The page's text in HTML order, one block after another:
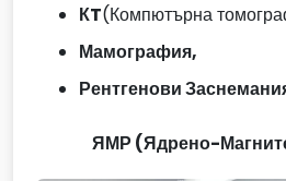
КT(Компютърна
Мамография,
Рентгенови
ЯМР (Ядрено-